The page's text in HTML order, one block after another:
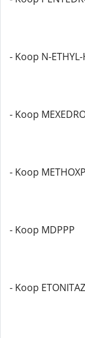
- Koop N-ETHYL-
- Koop
- Koop
- Koop MDPPP
- Koop